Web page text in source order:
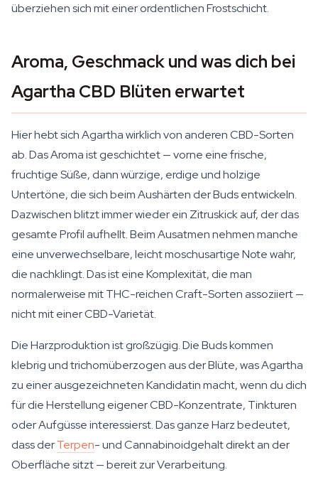
überziehen sich mit einer ordentlichen Frostschicht.
Aroma, Geschmack und was dich bei
Agartha CBD Blüten erwartet
Hier hebt sich Agartha wirklich von anderen CBD-Sorten
ab. Das Aroma ist geschichtet — vorne eine frische,
fruchtige Süße, dann würzige, erdige und holzige
Untertöne, die sich beim Aushärten der Buds entwickeln.
Dazwischen blitzt immer wieder ein Zitruskick auf, der das
gesamte Profil aufhellt. Beim Ausatmen nehmen manche
eine unverwechselbare, leicht moschusartige Note wahr,
die nachklingt. Das ist eine Komplexität, die man
normalerweise mit THC-reichen Craft-Sorten assoziiert —
nicht mit einer CBD-Varietät.
Die Harzproduktion ist großzügig. Die Buds kommen
klebrig und trichomüberzogen aus der Blüte, was Agartha
zu einer ausgezeichneten Kandidatin macht, wenn du dich
für die Herstellung eigener CBD-Konzentrate, Tinkturen
oder Aufgüsse interessierst. Das ganze Harz bedeutet,
dass derTerpen- und Cannabinoidgehalt direkt an der
Oberfläche sitzt — bereit zur Verarbeitung.